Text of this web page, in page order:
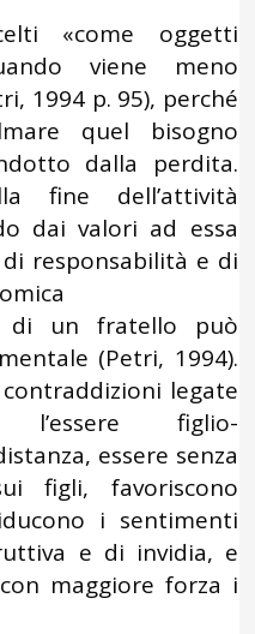
«come oggetti
viene meno
1994 p. 95), perché
quel bisogno
dalla perdita.
fine dell’attività
dai valori ad essa
responsabilità e di
di un fratello può
(Petri, 1994).
legate
l’essere figlio-
essere senza
figli, favoriscono
i sentimenti
e di invidia, e
maggiore forza i